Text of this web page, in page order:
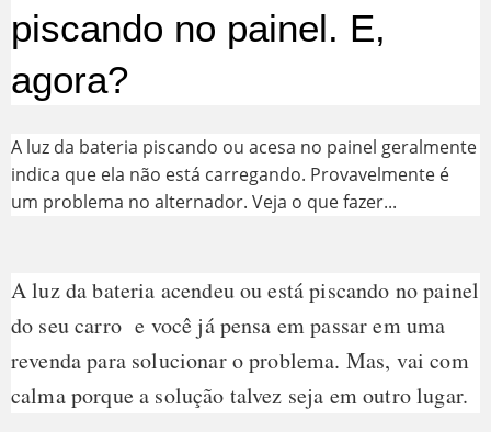
piscando no painel. E,
agora?
A luz da bateria piscando ou acesa no painel geralmente
indica que ela não está carregando. Provavelmente é
um problema no alternador. Veja o que fazer...
A luz da bateria acendeu ou está piscando no painel
do seu carro e você já pensa em passar em uma
revenda para solucionar o problema. Mas, vai com
calma porque a solução talvez seja em outro lugar.